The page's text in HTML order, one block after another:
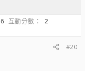
互動分數
2
#20